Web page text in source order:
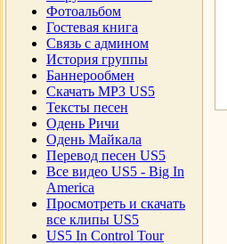
Фотоальбом
Гостевая книга
Cвязь с админом
История группы
Баннерообмен
Скачать MP3 US5
Тексты песен
Одень Ричи
Одень Майкала
Перевод песен US5
Все видео US5 - Big In
America
Просмотреть и скачать
все клипы US5
US5 In Control Tour